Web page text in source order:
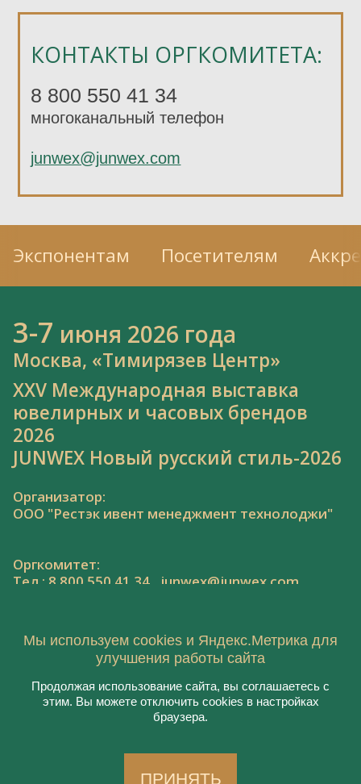
КОНТАКТЫ ОРГКОМИТЕТА:
8 800 550 41 34
многоканальный телефон
junwex@junwex.com
Экспонентам Посетителям
3-7 июня 2026 года
Москва, «Тимирязев Центр»
XXV Международная выставка
ювелирных и часовых брендов
2026
JUNWEX Новый русский стиль-2026
Организатор:
ООО "Рестэк ивент менеджмент технолоджи"
Оргкомитет:
Тел.: 8 800 550 41 34, junwex@junwex.com
© 2020, ООО "Рестэк ивент менеджмент
технолоджи"
Пользовательское соглашение
Создание сайта:
Мы используем cookies и Яндекс.Метрика для
улучшения работы сайта
Продолжая использование сайта, вы соглашаетесь с
этим. Вы можете отключить cookies в настройках
браузера.
ПРИНЯТЬ